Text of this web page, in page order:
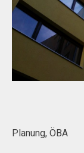
Planung, ÖBA